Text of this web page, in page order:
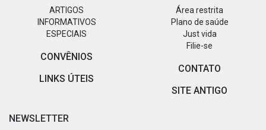
ARTIGOS
INFORMATIVOS
ESPECIAIS
CONVÊNIOS
LINKS ÚTEIS
Área restrita
Plano de saúde
Just vida
Filie-se
CONTATO
SITE ANTIGO
NEWSLETTER